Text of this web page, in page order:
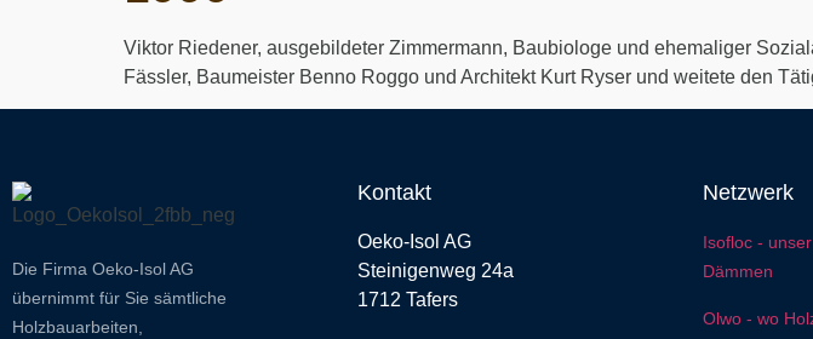
Viktor Riedener, ausgebildeter Zimmermann, Baubiologe und ehemaliger
Fässler, Baumeister Benno Roggo und Architekt Kurt Ryser und weitete den
Die Firma Oeko-Isol AG
übernimmt für Sie sämtliche
Holzbauarbeiten,
Kontakt
Oeko-Isol AG
Steinigenweg 24a
1712 Tafers
Netzwerk
Isofloc -
Dämmen
Olwo - wo